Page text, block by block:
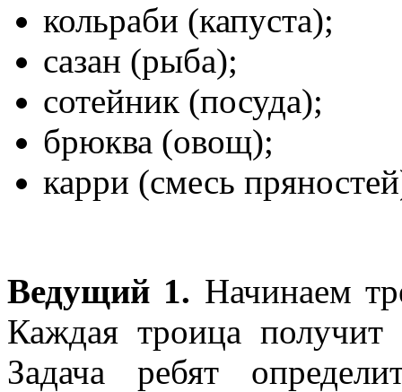
кольраби (капуста);
сазан (рыба);
сотейник (посуда);
брюква (овощ);
карри (смесь
Ведущий 1. Начинаем
Каждая троица
Задача ребят